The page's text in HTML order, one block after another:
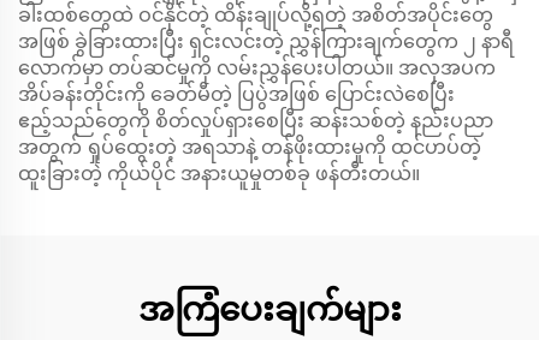
ခါးထစ်တွေထဲ ဝင်နိုင်တဲ့ ထိန်းချုပ်လို့ရတဲ့ အစိတ်အပိုင်းတွေ
အဖြစ် ခွဲခြားထားပြီး ရှင်းလင်းတဲ့ ညွှန်ကြားချက်တွေက ၂ နာရီ
လောက်မှာ တပ်ဆင်မှုကို လမ်းညွှန်ပေးပါတယ်။ အလှအပက
အိပ်ခန်းတိုင်းကို ခေတ်မီတဲ့ ပြပွဲအဖြစ် ပြောင်းလဲစေပြီး
ဧည့်သည်တွေကို စိတ်လှုပ်ရှားစေပြီး ဆန်းသစ်တဲ့ နည်းပညာ
အတွက် ရှုပ်ထွေးတဲ့ အရသာနဲ့ တန်ဖိုးထားမှုကို ထင်ဟပ်တဲ့
ထူးခြားတဲ့ ကိုယ်ပိုင် အနားယူမှုတစ်ခု ဖန်တီးတယ်။
အကြံပေးချက်များ